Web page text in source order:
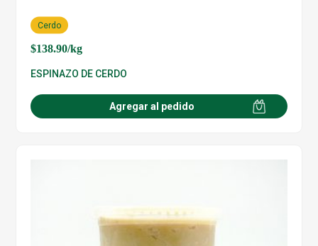
$138.90/kg
Cerdo
ESPINAZO DE CERDO
Agregar al pedido